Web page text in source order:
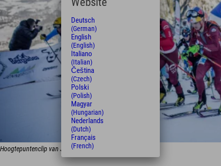
Hoogtepuntenclip van Jennerstier 2022
Deutsch
(German)
English
(English)
Italiano
(Italian)
Čeština
(Czech)
Polski
(Polish)
Magyar
(Hungarian)
Nederlands
(Dutch)
Français
(French)